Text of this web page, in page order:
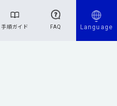
手順ガイド FAQ Language